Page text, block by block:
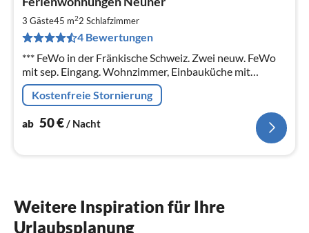
3 Gäste45 m22 Schlafzimmer
4 Bewertungen
*** FeWo in der Fränkische Schweiz. Zwei neuw. FeWo
mit sep. Eingang. Wohnzimmer, Einbauküche mit
Essecke,Doppel- u. Einzelschlafzimmer, Dusche + WC,
große Terrasse+ Liegewiese
Kostenfreie Stornierung
ab 50€/ Nacht
Weitere Inspiration für Ihre
Urlaubsplanung